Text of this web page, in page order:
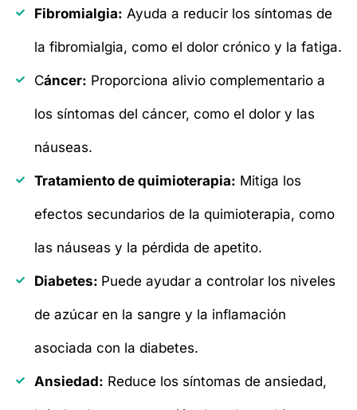
Fibromialgia: Ayuda a reducir los síntomas de
la fibromialgia, como el dolor crónico y la fatiga.
Cáncer: Proporciona alivio complementario a
los síntomas del cáncer, como el dolor y las
náuseas.
Tratamiento de quimioterapia: Mitiga los
efectos secundarios de la quimioterapia, como
las náuseas y la pérdida de apetito.
Diabetes: Puede ayudar a controlar los niveles
de azúcar en la sangre y la inflamación
asociada con la diabetes.
Ansiedad: Reduce los síntomas de ansiedad,